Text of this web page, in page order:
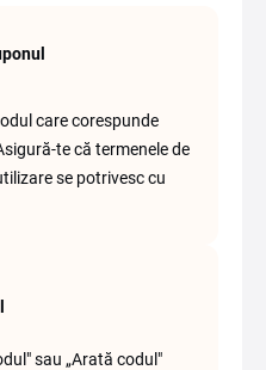
care corespunde
te că termenele de
se potrivesc cu
sau „Arată codul"